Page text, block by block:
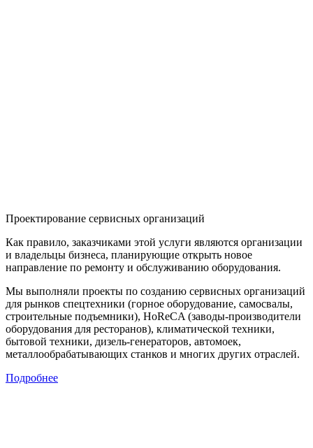
Проектирование сервисных организаций
Как правило, заказчиками этой услуги являются организации
и владельцы бизнеса, планирующие открыть новое
направление по ремонту и обслуживанию оборудования.
Мы выполняли проекты по созданию сервисных организаций
для рынков спецтехники (горное оборудование, самосвалы,
строительные подъемники), HoReCA (заводы-производители
оборудования для ресторанов), климатической техники,
бытовой техники, дизель-генераторов, автомоек,
металлообрабатывающих станков и многих других отраслей.
Подробнее